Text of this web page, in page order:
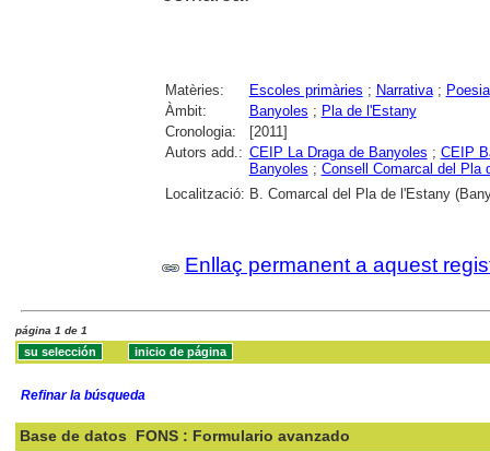
Matèries: Escoles primàries ; Narrativa; Poesia
Àmbit:
Banyoles ; Pla de l'Estany
Cronologia:
[2011]
Autors add.: CEIP La Draga de Banyoles ; CEIP
Banyoles ; Consell Comarcal del Pla
Localització: B. Comarcal del Pla de l'Estany
Enllaç permanent a aquest
página 1 de 1
Refinar la búsqueda
Base de datos FONS : Formulario avanzado